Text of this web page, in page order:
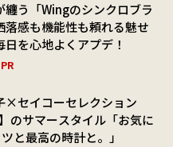
纏う「Wingのシンクロブラ
落感も機能性も頼れる魅せ
を心地よくアプデ！
PR
×セイコーセレクション
のサマースタイル「お気に
と最高の時計と。」